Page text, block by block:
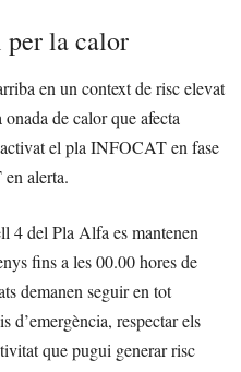
per la calor
en un context de risc elevat
de calor que afecta
el pla INFOCAT en fase
alerta.
4 del Pla Alfa es mantenen
fins a les 00.00 hores de
demanen seguir en tot
d’emergència, respectar els
que pugui generar risc